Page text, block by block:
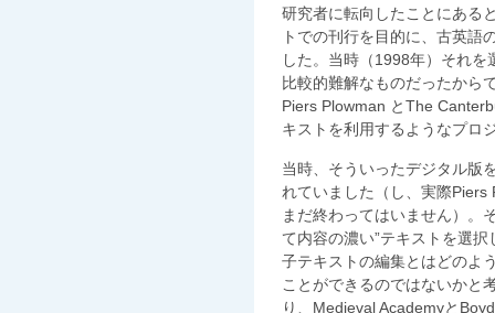
研究者に転向したことにある
トでの刊行を目的に、古英語
した。当時（1998年）それ
比較的難解なものだったから
Piers Plowman とThe
キストを利用するようなプロ
当時、そういったデジタル版
れていました（し、実際
まだ終わってはいません）。
て内容の濃い”テキストを選
子テキストの編集とはどのよ
ことができるのではないかと
り、Medieval Academyと